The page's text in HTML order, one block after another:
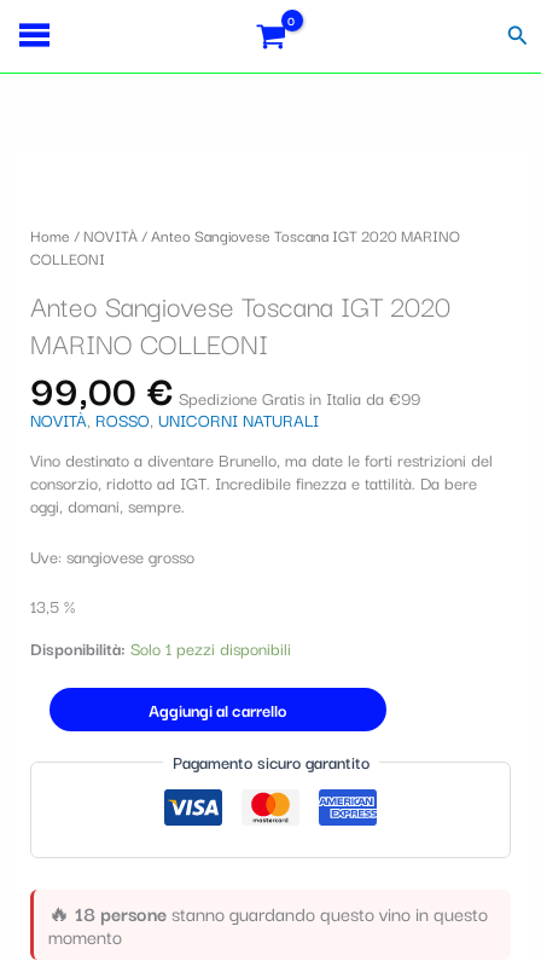
contenuto
Home /NOVITÀ/ Anteo Sangiovese Toscana IGT 2020 MARINO
COLLEONI
Anteo Sangiovese Toscana IGT 2020
MARINO COLLEONI
99,00 € Spedizione Gratis in Italia da €99
NOVITÀ, ROSSO, UNICORNI NATURALI
Vino destinato a diventare Brunello, ma date le forti restrizioni del
consorzio, ridotto ad IGT. Incredibile finezza e tattilità. Da bere
oggi, domani, sempre.
Uve: sangiovese grosso
13,5 %
Disponibilità: Solo 1 pezzi disponibili
IGT
2020
COLLEONI
quantità
Aggiungi al carrello
Pagamento sicuro garantito
🔥 18 personestanno guardando questo vino in questo
momento
S
o
n
c
a
t
e
fiscale:
Carrello: